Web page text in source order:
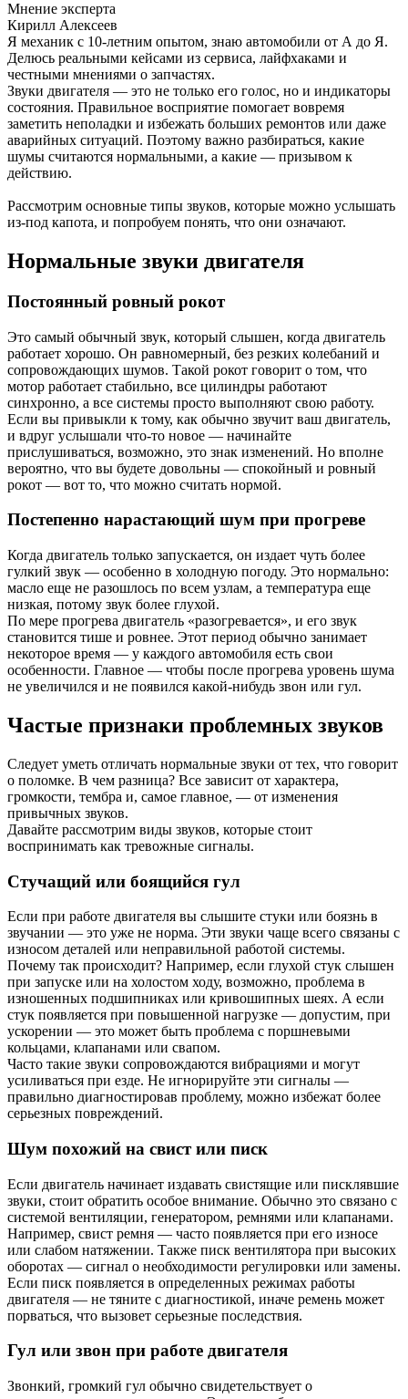
Мнение эксперта
Кирилл Алексеев
Я механик с 10-летним опытом, знаю автомобили от А до Я.
Делюсь реальными кейсами из сервиса, лайфхаками и
честными мнениями о запчастях.
Звуки двигателя — это не только его голос, но и индикаторы
состояния. Правильное восприятие помогает вовремя
заметить неполадки и избежать больших ремонтов или даже
аварийных ситуаций. Поэтому важно разбираться, какие
шумы считаются нормальными, а какие — призывом к
действию.
Рассмотрим основные типы звуков, которые можно услышать
из-под капота, и попробуем понять, что они означают.
Нормальные звуки двигателя
Постоянный ровный рокот
Это самый обычный звук, который слышен, когда двигатель
работает хорошо. Он равномерный, без резких колебаний и
сопровождающих шумов. Такой рокот говорит о том, что
мотор работает стабильно, все цилиндры работают
синхронно, а все системы просто выполняют свою работу.
Если вы привыкли к тому, как обычно звучит ваш двигатель,
и вдруг услышали что-то новое — начинайте
прислушиваться, возможно, это знак изменений. Но вполне
вероятно, что вы будете довольны — спокойный и ровный
рокот — вот то, что можно считать нормой.
Постепенно нарастающий шум при прогреве
Когда двигатель только запускается, он издает чуть более
гулкий звук — особенно в холодную погоду. Это нормально:
масло еще не разошлось по всем узлам, а температура еще
низкая, потому звук более глухой.
По мере прогрева двигатель «разогревается», и его звук
становится тише и ровнее. Этот период обычно занимает
некоторое время — у каждого автомобиля есть свои
особенности. Главное — чтобы после прогрева уровень шума
не увеличился и не появился какой-нибудь звон или гул.
Частые признаки проблемных звуков
Следует уметь отличать нормальные звуки от тех, что говорит
о поломке. В чем разница? Все зависит от характера,
громкости, тембра и, самое главное, — от изменения
привычных звуков.
Давайте рассмотрим виды звуков, которые стоит
воспринимать как тревожные сигналы.
Стучащий или боящийся гул
Если при работе двигателя вы слышите стуки или боязнь в
звучании — это уже не норма. Эти звуки чаще всего связаны с
износом деталей или неправильной работой системы.
Почему так происходит? Например, если глухой стук слышен
при запуске или на холостом ходу, возможно, проблема в
изношенных подшипниках или кривошипных шеях. А если
стук появляется при повышенной нагрузке — допустим, при
ускорении — это может быть проблема с поршневыми
кольцами, клапанами или свапом.
Часто такие звуки сопровождаются вибрациями и могут
усиливаться при езде. Не игнорируйте эти сигналы —
правильно диагностировав проблему, можно избежат более
серьезных повреждений.
Шум похожий на свист или писк
Если двигатель начинает издавать свистящие или писклявшие
звуки, стоит обратить особое внимание. Обычно это связано с
системой вентиляции, генератором, ремнями или клапанами.
Например, свист ремня — часто появляется при его износе
или слабом натяжении. Также писк вентилятора при высоких
оборотах — сигнал о необходимости регулировки или замены.
Если писк появляется в определенных режимах работы
двигателя — не тяните с диагностикой, иначе ремень может
порваться, что вызовет серьезные последствия.
Гул или звон при работе двигателя
Звонкий, громкий гул обычно свидетельствует о